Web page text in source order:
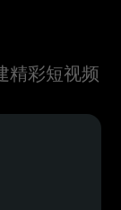
精彩短视频